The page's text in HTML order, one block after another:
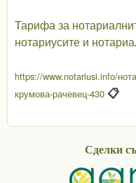
Тарифа за
нотариусите и
https://www.notariusi.info/
крумова-рачевец-430 📋
Сделки